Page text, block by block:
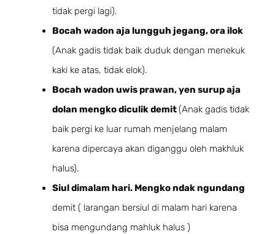
tidak pergi lagi).
Bocah wadon aja lungguh jegang, ora ilok
(Anak gadis tidak baik duduk dengan menekuk
kaki ke atas, tidak elok).
Bocah wadon uwis prawan, yen surup aja
dolan mengko diculik demit (Anak gadis tidak
baik pergi ke luar rumah menjelang malam
karena dipercaya akan diganggu oleh makhluk
halus).
Siul dimalam hari. Mengko ndak ngundang
demit ( larangan bersiul di malam hari karena
bisa mengundang mahluk halus )